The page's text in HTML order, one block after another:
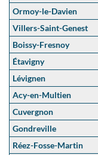
Ormoy-le-Davien
Villers-Saint-Genest
Boissy-Fresnoy
Étavigny
Lévignen
Acy-en-Multien
Cuvergnon
Gondreville
Réez-Fosse-Martin